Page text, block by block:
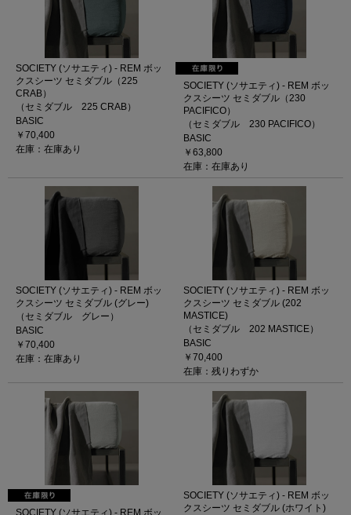
SOCIETY (ソサエティ) - REM ボッ
クスシーツ セミダブル（225
CRAB）
（セミダブル 225 CRAB）
BASIC
￥70,400
在庫：在庫あり
SOCIETY (ソサエティ) - REM ボッ
クスシーツ セミダブル（230
PACIFICO）
（セミダブル 230 PACIFICO）
BASIC
￥63,800
在庫：在庫あり
SOCIETY (ソサエティ) - REM ボッ
クスシーツ セミダブル (グレー)
（セミダブル グレー）
BASIC
￥70,400
在庫：在庫あり
SOCIETY (ソサエティ) - REM ボッ
クスシーツ セミダブル (202
MASTICE)
（セミダブル 202 MASTICE）
BASIC
￥70,400
在庫：残りわずか
SOCIETY (ソサエティ) - REM ボッ
SOCIETY (ソサエティ) - REM ボッ
クスシーツ セミダブル (ホワイト)